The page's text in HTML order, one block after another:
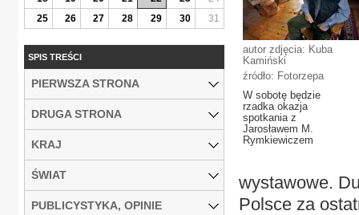
autor zdjęcia: Kuba
Kamiński
źródło: Fotorzepa
W sobotę będzie
rzadka okazja
spotkania z
Jarosławem M.
Rymkiewiczem
wystawowe.
Polsce za
25
26 27 28 29 30 31
SPIS TREŚCI
PIERWSZA STRONA
DRUGA STRONA
KRAJ
ŚWIAT
PUBLICYSTYKA, OPINIE